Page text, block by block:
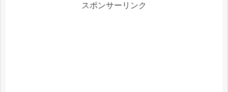
スポンサーリンク